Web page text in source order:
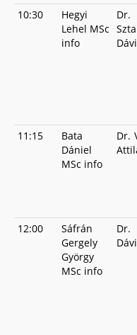
10:30
Hegyi
Lehel MSc
info
Dr.
11:15
Bata
Dániel
MSc info
Dr.
12:00
Sáfrán
Gergely
György
MSc info
Dr.